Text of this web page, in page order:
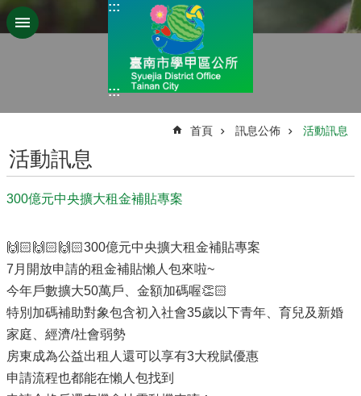
跳到主要內容區塊
:::
:::
首頁 訊息公佈 活動訊息
活動訊息
300億元中央擴大租金補貼專案
🙌🏻🙌🏻🙌🏻300億元中央擴大租金補貼專案
7月開放申請的租金補貼懶人包來啦~
今年戶數擴大50萬戶、金額加碼喔👏🏻
特別加碼補助對象包含初入社會35歲以下青年、育兒及新婚
家庭、經濟/社會弱勢
房東成為公益出租人還可以享有3大稅賦優惠
申請流程也都能在懶人包找到